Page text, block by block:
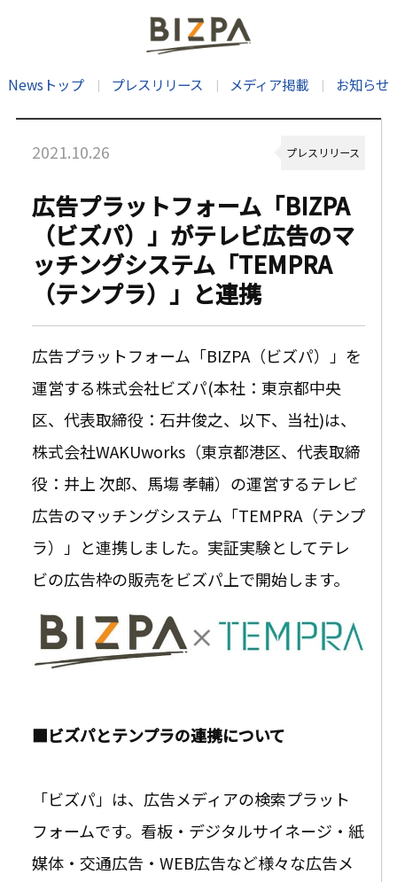
Newsトップ プレスリリース メディア掲載 お知らせ
2021.10.26 プレスリリース
広告プラットフォーム「BIZPA
（ビズパ）」がテレビ広告のマ
ッチングシステム「TEMPRA
（テンプラ）」と連携
広告プラットフォーム「BIZPA（ビズパ）」を
運営する株式会社ビズパ(本社：東京都中央
区、代表取締役：石井俊之、以下、当社)は、
株式会社WAKUworks（東京都港区、代表取締
役：井上 次郎、馬塲 孝輔）の運営するテレビ
広告のマッチングシステム「TEMPRA（テンプ
ラ）」と連携しました。実証実験としてテレ
ビの広告枠の販売をビズパ上で開始します。
■ビズパとテンプラの連携について
「ビズパ」は、広告メディアの検索プラット
フォームです。看板・デジタルサイネージ・紙
媒体・交通広告・WEB広告など様々な広告メ